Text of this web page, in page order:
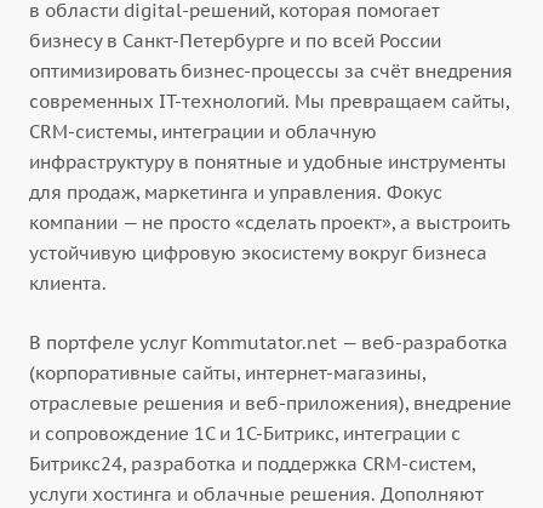
в области digital-решений, которая помогает
бизнесу в Санкт-Петербурге и по всей России
оптимизировать бизнес-процессы за счёт внедрения
современных IT-технологий. Мы превращаем сайты,
CRM-системы, интеграции и облачную
инфраструктуру в понятные и удобные инструменты
для продаж, маркетинга и управления. Фокус
компании — не просто «сделать проект», а выстроить
устойчивую цифровую экосистему вокруг бизнеса
клиента.
В портфеле услуг Kommutator.net — веб-разработка
(корпоративные сайты, интернет-магазины,
отраслевые решения и веб-приложения), внедрение
и сопровождение 1С и 1С-Битрикс, интеграции с
Битрикс24, разработка и поддержка CRM-систем,
услуги хостинга и облачные решения. Дополняют